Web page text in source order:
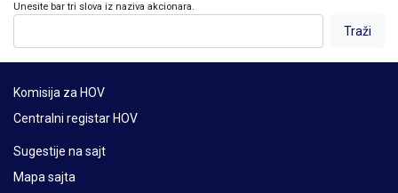
Unesite bar tri slova iz naziva akcionara.
Komisija za HOV
Centralni registar HOV
Sugestije na sajt
Mapa sajta